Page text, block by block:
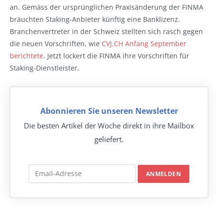
an. Gemäss der ursprünglichen Praxisänderung der FINMA
bräuchten Staking-Anbieter künftig eine Banklizenz.
Branchenvertreter in der Schweiz stellten sich rasch gegen
die neuen Vorschriften, wie CVJ.CH Anfang September
berichtete. Jetzt lockert die FINMA ihre Vorschriften für
Staking-Dienstleister.
Abonnieren Sie unseren Newsletter
Die besten Artikel der Woche direkt in ihre Mailbox
geliefert.